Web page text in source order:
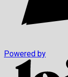
Powered by